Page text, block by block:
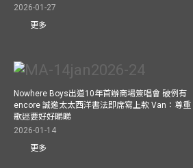
2026-01-27
更多
Nowhere Boys出道10年首辦商場簽唱會 破例有
encore 誠邀太太西洋書法即席寫上款 Van：尊重
歌迷要好好睇睇
2026-01-14
更多